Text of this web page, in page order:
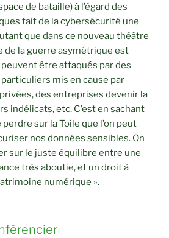
de bataille) à l’égard des
fait de la cybersécurité une
que dans ce nouveau théâtre
de la guerre asymétrique est
être attaqués par des
mis en cause par
des entreprises devenir la
indélicats, etc. C’est en sachant
perdre sur la Toile que l’on peut
nos données sensibles. On
sur le juste équilibre entre une
très aboutie, et un droit à
numérique ».